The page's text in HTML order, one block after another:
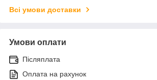
Всі умови доставки
Умови оплати
Післяплата
Оплата на рахунок